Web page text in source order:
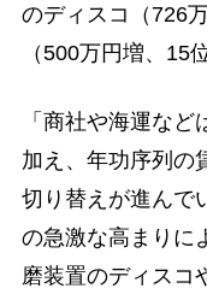
のディスコ（726
（500万円増、15
「商社や海運な
加え、年功序列の
切り替えが進んで
の急激な高まりに
磨装置のディスコ